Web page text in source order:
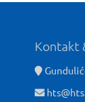
Kontakt